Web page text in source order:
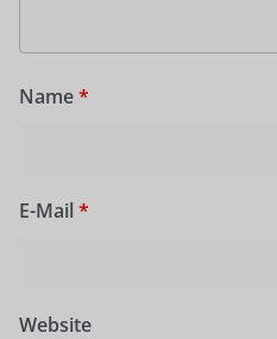
Name*
E-Mail *
Website